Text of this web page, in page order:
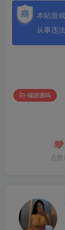
本站游
从事违
端游源码
点赞